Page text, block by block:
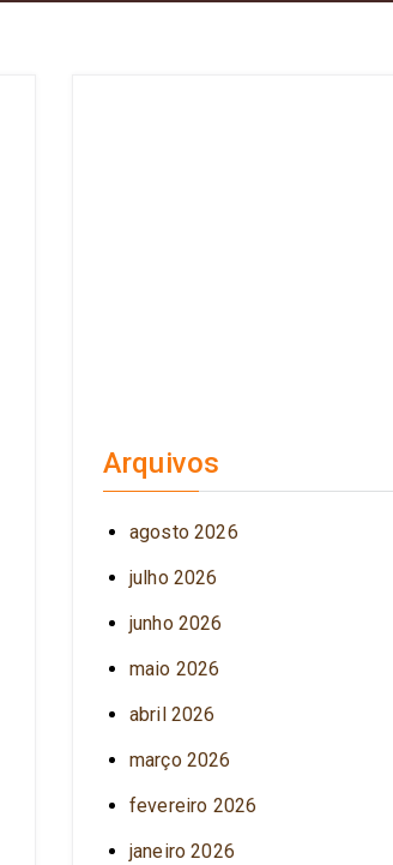
Arquivos
agosto 2026
julho 2026
junho 2026
maio 2026
abril 2026
março 2026
fevereiro 2026
janeiro 2026